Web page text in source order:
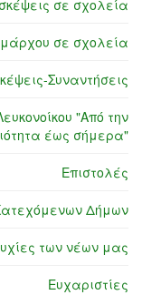
σε σχολεία
σε σχολεία
Συναντήσεις
"Από την
έως σήμερα"
Επιστολές
Δήμων
των νέων μας
Ευχαριστίες